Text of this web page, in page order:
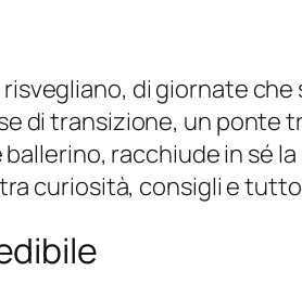
di giornate
di transizione, un ponte
racchiude in sé
curiosità, consigli e